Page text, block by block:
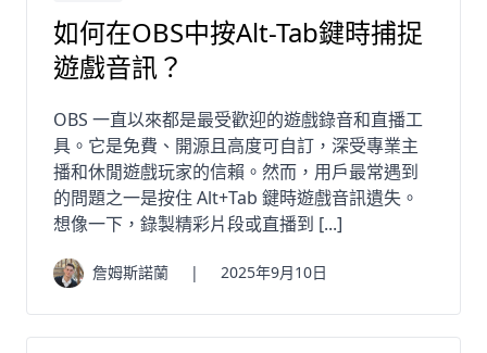
如何在OBS中按Alt-Tab鍵時捕捉
遊戲音訊？
OBS 一直以來都是最受歡迎的遊戲錄音和直播工
具。它是免費、開源且高度可自訂，深受專業主
播和休閒遊戲玩家的信賴。然而，用戶最常遇到
的問題之一是按住 Alt+Tab 鍵時遊戲音訊遺失。
想像一下，錄製精彩片段或直播到 [...]
詹姆斯諾蘭 | 2025年9月10日